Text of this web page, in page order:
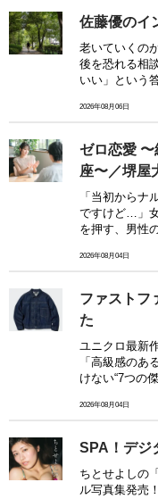
佐藤優のイ
老いていくの
後を恐れる相
いい」という
2026年08月06日
ゼロ恋愛
座〜／堺屋
「当初からナ
ですけど…」
を押す、男性
2026年08月04日
ファストフ
た
ユニクロ最新
「高級感のあ
けない“7つの
2026年08月04日
SPA！デジ
ちとせよしの
ル写真集発売！